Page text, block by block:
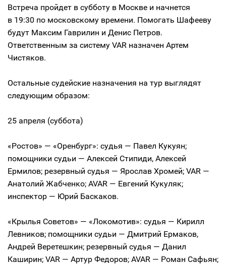
Встреча пройдет в субботу в Москве и начнется
в 19:30 по московскому времени. Помогать Шафееву
будут Максим Гаврилин и Денис Петров.
Ответственным за систему VAR назначен Артем
Чистяков.
Остальные судейские назначения на тур выглядят
следующим образом:
25 апреля (суббота)
«Ростов» — «Оренбург»: судья — Павел Кукуян;
помощники судьи — Алексей Стипиди, Алексей
Ермилов; резервный судья — Ярослав Хромей; VAR —
Анатолий Жабченко; AVAR — Евгений Кукуляк;
инспектор — Юрий Баскаков.
«Крылья Советов» — «Локомотив»: судья — Кирилл
Левников; помощники судьи — Дмитрий Ермаков,
Андрей Веретешкин; резервный судья — Данил
Каширин; VAR — Артур Федоров; AVAR — Роман Сафьян;